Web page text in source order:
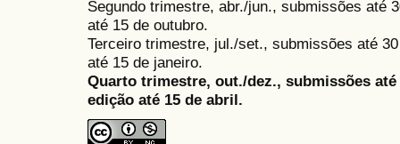
Segundo trimestre, abr./jun., submissões até
até 15 de outubro.
Terceiro trimestre, jul./set., submissões até
até 15 de janeiro.
Quarto trimestre, out./dez., submissões
edição até 15 de abril.